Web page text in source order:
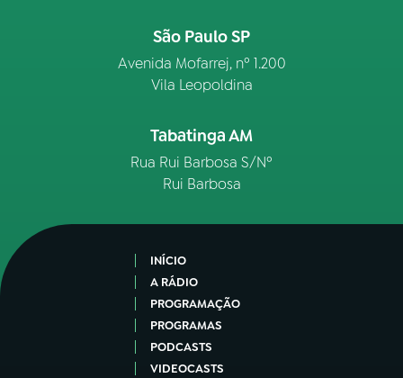
São Paulo SP
Avenida Mofarrej, nº 1.200
Vila Leopoldina
Tabatinga AM
Rua Rui Barbosa S/Nº
Rui Barbosa
INÍCIO
A RÁDIO
PROGRAMAÇÃO
PROGRAMAS
PODCASTS
VIDEOCASTS